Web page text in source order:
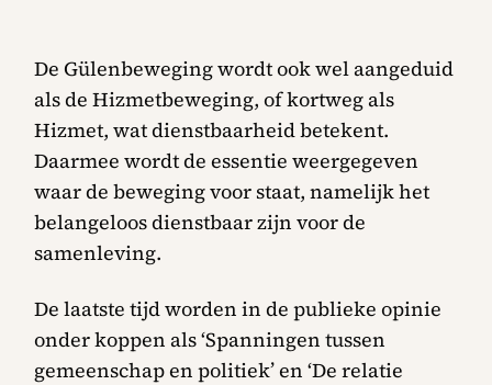
De Gülenbeweging wordt ook wel aangeduid
als de Hizmetbeweging, of kortweg als
Hizmet, wat dienstbaarheid betekent.
Daarmee wordt de essentie weergegeven
waar de beweging voor staat, namelijk het
belangeloos dienstbaar zijn voor de
samenleving.
De laatste tijd worden in de publieke opinie
onder koppen als ‘Spanningen tussen
gemeenschap en politiek’ en ‘De relatie